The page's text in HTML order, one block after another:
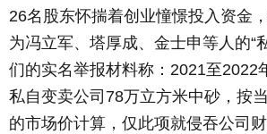
26名股东怀揣着创业憧憬投入资金
为冯立军、塔厚成、金士申等人的“
们的实名举报材料称：2021至2022
私自变卖公司78万立方米中砂，按
的市场价计算，仅此项就侵吞公司